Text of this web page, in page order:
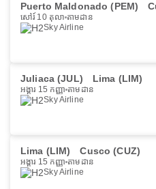
Puerto Maldonado (PEM)
សៅរ៍ 10 តុលា តាមដាន
Sky Airline
Juliaca (JUL) Lima (LIM)
អង្គារ 15 កញ្ញា តាមដាន
Sky Airline
Lima (LIM) Cusco (CUZ)
អង្គារ 15 កញ្ញា តាមដាន
Sky Airline